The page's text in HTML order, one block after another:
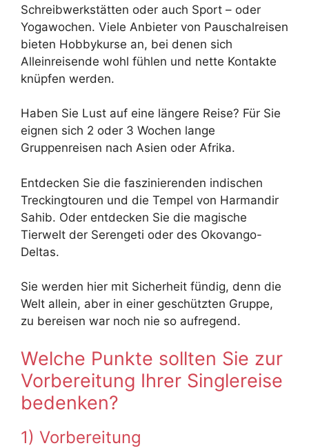
Schreibwerkstätten oder auch Sport – oder
Yogawochen. Viele Anbieter von Pauschalreisen
bieten Hobbykurse an, bei denen sich
Alleinreisende wohl fühlen und nette Kontakte
knüpfen werden.
Haben Sie Lust auf eine längere Reise? Für Sie
eignen sich 2 oder 3 Wochen lange
Gruppenreisen nach Asien oder Afrika.
Entdecken Sie die faszinierenden indischen
Treckingtouren und die Tempel von Harmandir
Sahib. Oder entdecken Sie die magische
Tierwelt der Serengeti oder des Okovango-
Deltas.
Sie werden hier mit Sicherheit fündig, denn die
Welt allein, aber in einer geschützten Gruppe,
zu bereisen war noch nie so aufregend.
Welche Punkte sollten Sie zur
Vorbereitung Ihrer Singlereise
bedenken?
1) Vorbereitung